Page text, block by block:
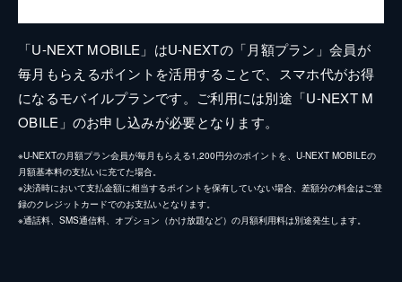
「U-NEXT MOBILE」はU-NEXTの「月額プラン」会員が
毎月もらえるポイントを活用することで、スマホ代がお得
になるモバイルプランです。ご利用には別途「U-NEXT M
OBILE」のお申し込みが必要となります。
※U-NEXTの月額プラン会員が毎月もらえる1,200円分のポイントを、U-NEXT MOBILEの
月額基本料の支払いに充てた場合。
※決済時において支払金額に相当するポイントを保有していない場合、差額分の料金はご登
録のクレジットカードでのお支払いとなります。
※通話料、SMS通信料、オプション（かけ放題など）の月額利用料は別途発生します。